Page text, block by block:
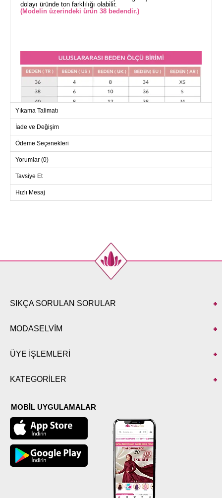
dolayı üründe ton farklılığı olabilir.
(Modelin üzerindeki ürün 38 bedendir.)
Yıkama Talimatı
İade ve Değişim
Ödeme Seçenekleri
Yorumlar (0)
Tavsiye Et
Hızlı Mesaj
SIKÇA SORULAN SORULAR
MODASELVİM
ÜYE İŞLEMLERİ
KATEGORİLER
MOBİL UYGULAMALAR